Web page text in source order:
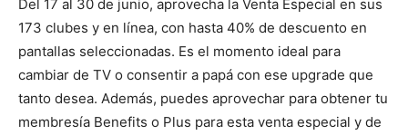
Del 17 al 30 de junio, aprovecha la Venta Especial en sus
173 clubes y en línea, con hasta 40% de descuento en
pantallas seleccionadas. Es el momento ideal para
cambiar de TV o consentir a papá con ese upgrade que
tanto desea. Además, puedes aprovechar para obtener tu
membresía Benefits o Plus para esta venta especial y de